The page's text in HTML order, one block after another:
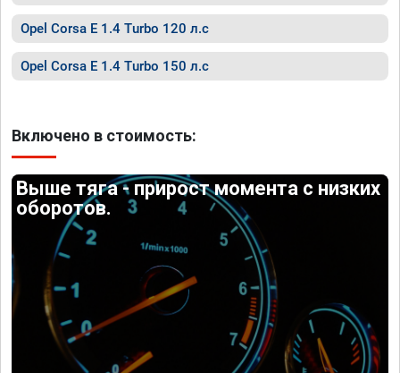
Opel Corsa E 1.4 Turbo 120 л.с
Opel Corsa E 1.4 Turbo 150 л.с
Включено в стоимость:
Выше тяга - прирост момента с низких
оборотов.